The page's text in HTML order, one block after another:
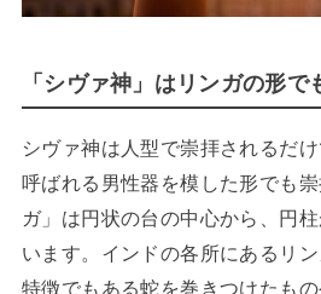
「シヴァ神」はリンガの形で
シヴァ神は人型で崇拝されるだ
呼ばれる男性器を模した形でも
ガ」は円状の台の中心から、円
います。インドの各所にあるリ
特徴でもある蛇を巻きつけたも